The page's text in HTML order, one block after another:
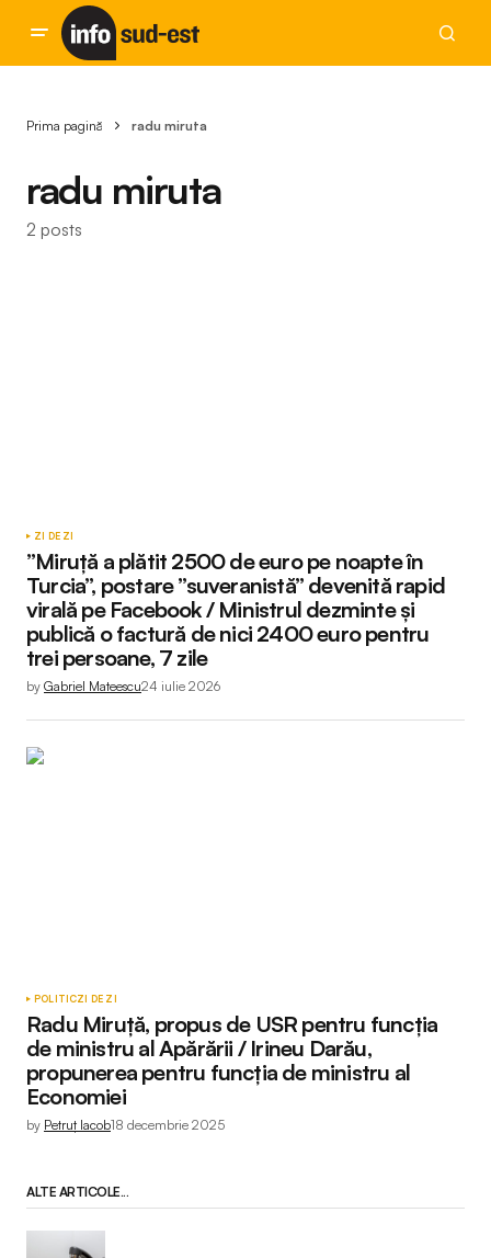
Prima pagină radu miruta
radu miruta
2 posts
ZI DE ZI
”Miruță a plătit 2500 de euro pe noapte în
Turcia”, postare ”suveranistă” devenită rapid
virală pe Facebook / Ministrul dezminte și
publică o factură de nici 2400 euro pentru
trei persoane, 7 zile
by Gabriel Mateescu24 iulie 2026
POLITICZI DE ZI
Radu Miruță, propus de USR pentru funcția
de ministru al Apărării / Irineu Darău,
propunerea pentru funcția de ministru al
Economiei
by Petruț Iacob18 decembrie 2025
ALTE ARTICOLE...